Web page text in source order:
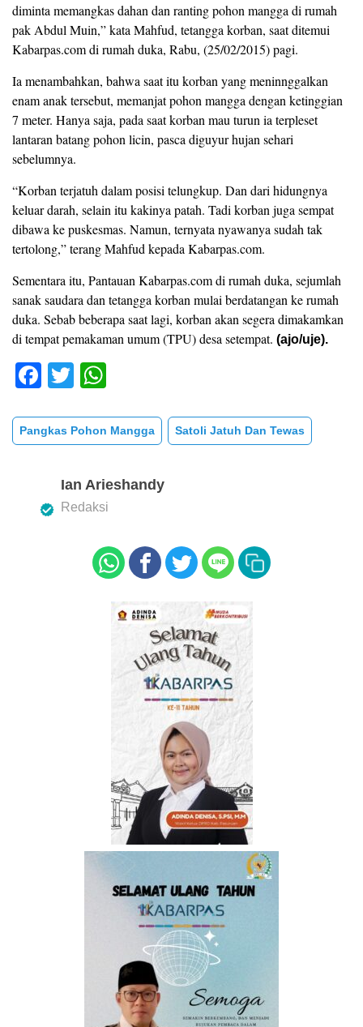
diminta memangkas dahan dan ranting pohon mangga di rumah
pak Abdul Muin,” kata Mahfud, tetangga korban, saat ditemui
Kabarpas.com di rumah duka, Rabu, (25/02/2015) pagi.
Ia menambahkan, bahwa saat itu korban yang meninnggalkan
enam anak tersebut, memanjat pohon mangga dengan ketinggian
7 meter. Hanya saja, pada saat korban mau turun ia terpleset
lantaran batang pohon licin, pasca diguyur hujan sehari
sebelumnya.
“Korban terjatuh dalam posisi telungkup. Dan dari hidungnya
keluar darah, selain itu kakinya patah. Tadi korban juga sempat
dibawa ke puskesmas. Namun, ternyata nyawanya sudah tak
tertolong,” terang Mahfud kepada Kabarpas.com.
Sementara itu, Pantauan Kabarpas.com di rumah duka, sejumlah
sanak saudara dan tetangga korban mulai berdatangan ke rumah
duka. Sebab beberapa saat lagi, korban akan segera dimakamkan
di tempat pemakaman umum (TPU) desa setempat. (ajo/uje).
F
c
e
o
T
tt
er
at
s
A
p
Pangkas Pohon Mangga Satoli Jatuh Dan Tewas
Ian Arieshandy
Redaksi